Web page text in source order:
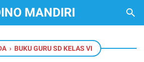
MANDIRI
› BUKU GURU SD KELAS VI